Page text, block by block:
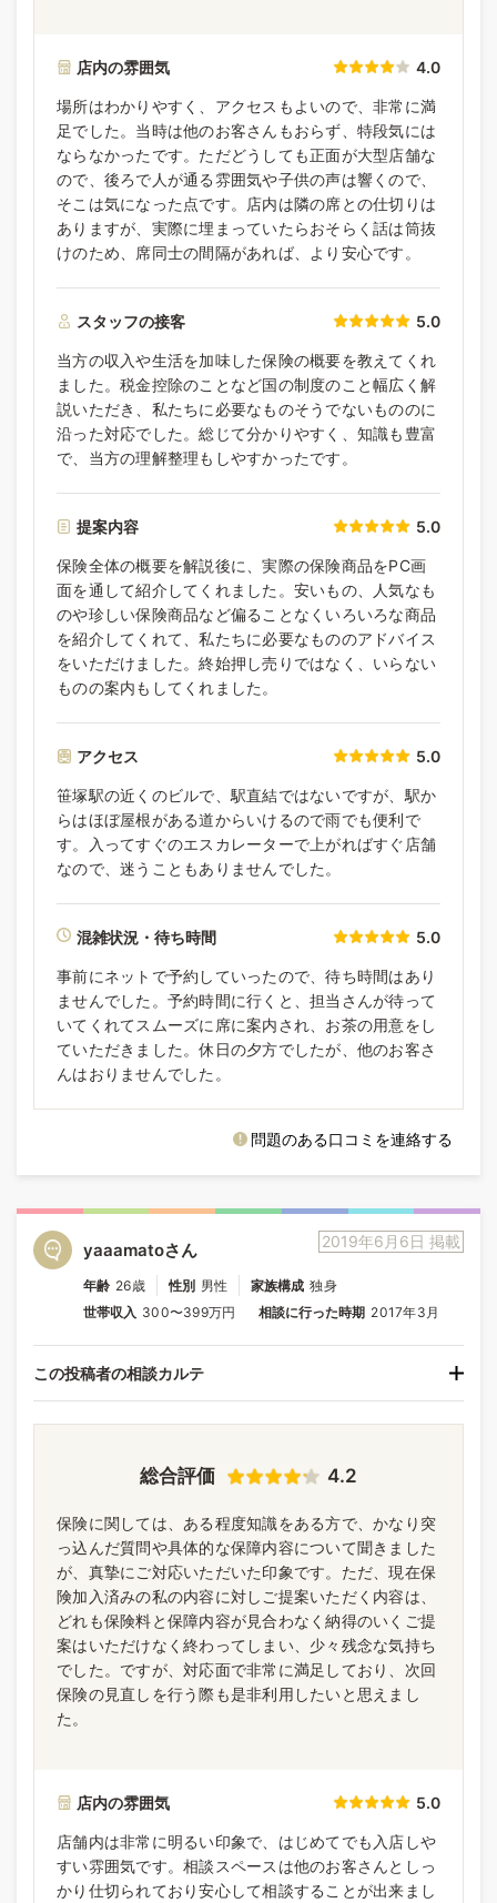
店内の雰囲気 4.0
場所はわかりやすく、アクセスもよいので、非常に満
足でした。当時は他のお客さんもおらず、特段気には
ならなかったです。ただどうしても正面が大型店舗な
ので、後ろで人が通る雰囲気や子供の声は響くので、
そこは気になった点です。店内は隣の席との仕切りは
ありますが、実際に埋まっていたらおそらく話は筒抜
けのため、席同士の間隔があれば、より安心です。
スタッフの接客 5.0
当方の収入や生活を加味した保険の概要を教えてくれ
ました。税金控除のことなど国の制度のこと幅広く解
説いただき、私たちに必要なものそうでないもののに
沿った対応でした。総じて分かりやすく、知識も豊富
で、当方の理解整理もしやすかったです。
提案内容 5.0
保険全体の概要を解説後に、実際の保険商品をPC画
面を通して紹介してくれました。安いもの、人気なも
のや珍しい保険商品など偏ることなくいろいろな商品
を紹介してくれて、私たちに必要なもののアドバイス
をいただけました。終始押し売りではなく、いらない
ものの案内もしてくれました。
アクセス 5.0
笹塚駅の近くのビルで、駅直結ではないですが、駅か
らはほぼ屋根がある道からいけるので雨でも便利で
す。入ってすぐのエスカレーターで上がればすぐ店舗
なので、迷うこともありませんでした。
混雑状況・待ち時間 5.0
事前にネットで予約していったので、待ち時間はあり
ませんでした。予約時間に行くと、担当さんが待って
いてくれてスムーズに席に案内され、お茶の用意をし
ていただきました。休日の夕方でしたが、他のお客さ
んはおりませんでした。
問題のある口コミを連絡する
2019年6月6日 掲載
yaaamatoさん
年齢 26歳 性別 男性 家族構成 独身
世帯収入 300〜399万円 相談に行った時期 2017年3月
この投稿者の相談カルテ
総合評価 4.2
保険に関しては、ある程度知識をある方で、かなり突
っ込んだ質問や具体的な保障内容について聞きました
が、真摯にご対応いただいた印象です。ただ、現在保
険加入済みの私の内容に対しご提案いただく内容は、
どれも保険料と保障内容が見合わなく納得のいくご提
案はいただけなく終わってしまい、少々残念な気持ち
でした。ですが、対応面で非常に満足しており、次回
保険の見直しを行う際も是非利用したいと思えまし
た。
店内の雰囲気 5.0
店舗内は非常に明るい印象で、はじめてでも入店しや
すい雰囲気です。相談スペースは他のお客さんとしっ
かり仕切られており安心して相談することが出来まし